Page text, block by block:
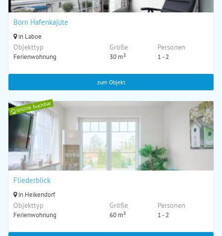
Börn Hafenkajüte
in Laboe
Objekttyp
Ferienwohnung
Größe
30 m²
Personen
1 - 2
zum Objekt
online buchbar
Fliederblick
in Heikendorf
Objekttyp
Ferienwohnung
Größe
60 m²
Personen
1 - 2